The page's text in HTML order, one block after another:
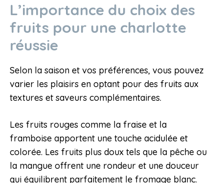
L’importance du choix des
fruits pour une charlotte
réussie
Selon la saison et vos préférences, vous pouvez
varier les plaisirs en optant pour des fruits aux
textures et saveurs complémentaires.
Les fruits rouges comme la fraise et la
framboise apportent une touche acidulée et
colorée. Les fruits plus doux tels que la pêche ou
la mangue offrent une rondeur et une douceur
qui équilibrent parfaitement le fromage blanc.